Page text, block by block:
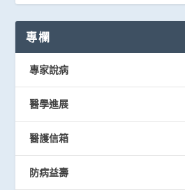
專欄
專家說病
醫學進展
醫護信箱
防病益壽